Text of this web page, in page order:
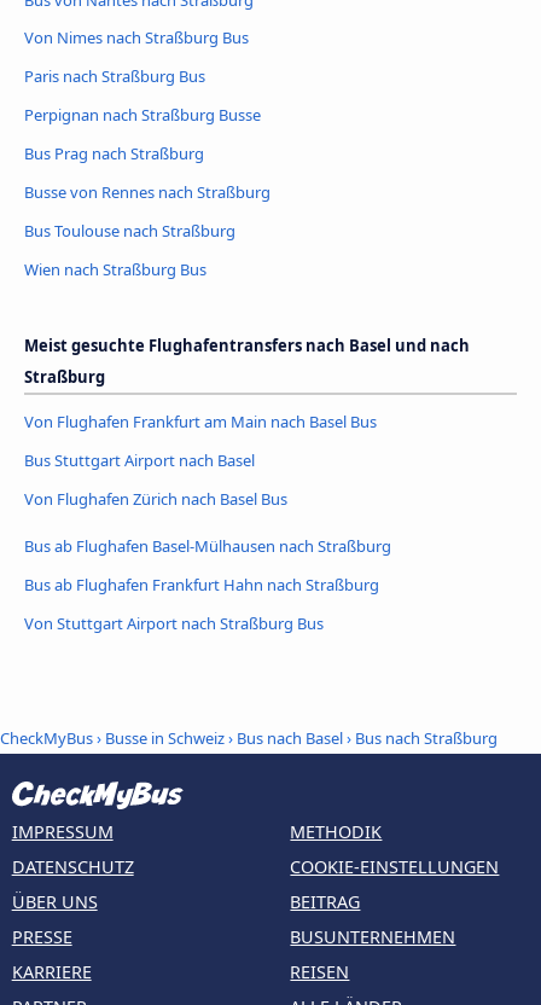
Von Nimes nach Straßburg Bus
Paris nach Straßburg Bus
Perpignan nach Straßburg Busse
Bus Prag nach Straßburg
Busse von Rennes nach Straßburg
Bus Toulouse nach Straßburg
Wien nach Straßburg Bus
Meist gesuchte Flughafentransfers nach Basel und nach
Straßburg
Von Flughafen Frankfurt am Main nach Basel Bus
Bus Stuttgart Airport nach Basel
Von Flughafen Zürich nach Basel Bus
Bus ab Flughafen Basel-Mülhausen nach Straßburg
Bus ab Flughafen Frankfurt Hahn nach Straßburg
Von Stuttgart Airport nach Straßburg Bus
CheckMyBus› Busse in Schweiz› Bus nach Basel› Bus nach Straßburg
IMPRESSUM
DATENSCHUTZ
ÜBER UNS
PRESSE
KARRIERE
METHODIK
COOKIE-EINSTELLUNGEN
BEITRAG
BUSUNTERNEHMEN
REISEN